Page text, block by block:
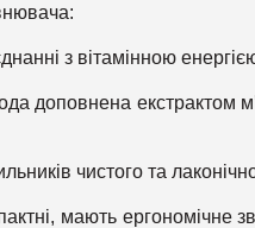
з вітамінною
доповнена екстрактом
чистого та
мають ергономічне